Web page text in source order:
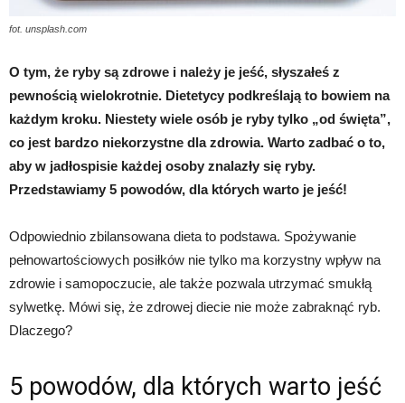
fot. unsplash.com
O tym, że ryby są zdrowe i należy je jeść, słyszałeś z
pewnością wielokrotnie. Dietetycy podkreślają to bowiem na
każdym kroku. Niestety wiele osób je ryby tylko „od święta”,
co jest bardzo niekorzystne dla zdrowia. Warto zadbać o to,
aby w jadłospisie każdej osoby znalazły się ryby.
Przedstawiamy 5 powodów, dla których warto je jeść!
Odpowiednio zbilansowana dieta to podstawa. Spożywanie
pełnowartościowych posiłków nie tylko ma korzystny wpływ na
zdrowie i samopoczucie, ale także pozwala utrzymać smukłą
sylwetkę. Mówi się, że zdrowej diecie nie może zabraknąć ryb.
Dlaczego?
5 powodów, dla których warto jeść